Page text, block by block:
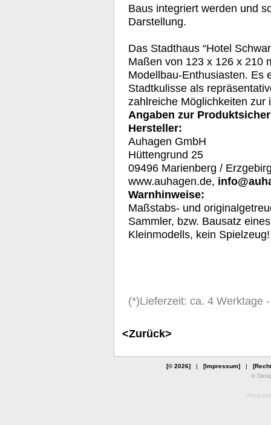
Baus integriert werden und
Darstellung.
Das Stadthaus “Hotel
Maßen von 123 x 126 x 210
Modellbau-Enthusiasten. Es
Stadtkulisse als
zahlreiche Möglichkeiten zur
Angaben zur
Hersteller:
Auhagen GmbH
Hüttengrund 25
09496 Marienberg /
www.auhagen.de,
Warnhinweise:
Maßstabs- und
Sammler, bzw. Bausatz
Kleinmodells, kein Spielzeug!
(*)Lieferzeit: ca. 4 Werktage
<Zurück>
[© 2026]| [Impressum]|
©